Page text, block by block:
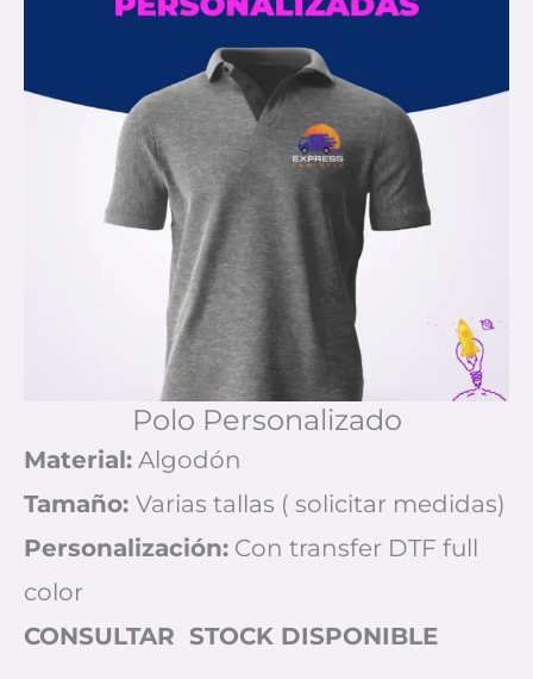
Polo Personalizado
Material: Algodón
Tamaño: Varias tallas ( solicitar medidas)
Personalización: Con transfer DTF full
color
CONSULTAR STOCK DISPONIBLE